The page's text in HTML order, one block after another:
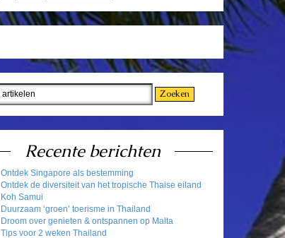
Recente berichten
Ontdek Singapore als bestemming
Ontdek de diversiteit van het tropische Thaise eiland
Koh Samui
Duurzaam ‘groen’ toerisme in Thailand
Droom over genieten & ontspannen op Malta
Tips voor 2 weken Thailand